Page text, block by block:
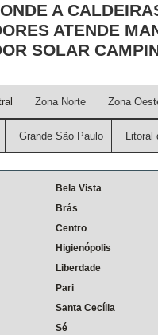
A
ATENDE
SOLAR
Zona Norte Zona
Grande São Paulo Litoral
Bela Vista
Brás
Centro
Higienópolis
Liberdade
Pari
Santa Cecília
Sé